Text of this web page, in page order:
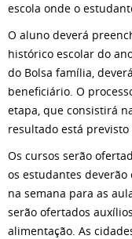
escola onde o
O aluno deverá
histórico escolar do
do Bolsa família,
beneficiário. O
etapa, que consistirá
resultado está
Os cursos serão
os estudantes
na semana para as
serão ofertados
alimentação. As